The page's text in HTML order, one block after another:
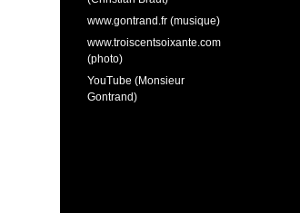
www.gontrand.fr (musique)
www.troiscentsoixante.com
(photo)
YouTube (Monsieur
Gontrand)